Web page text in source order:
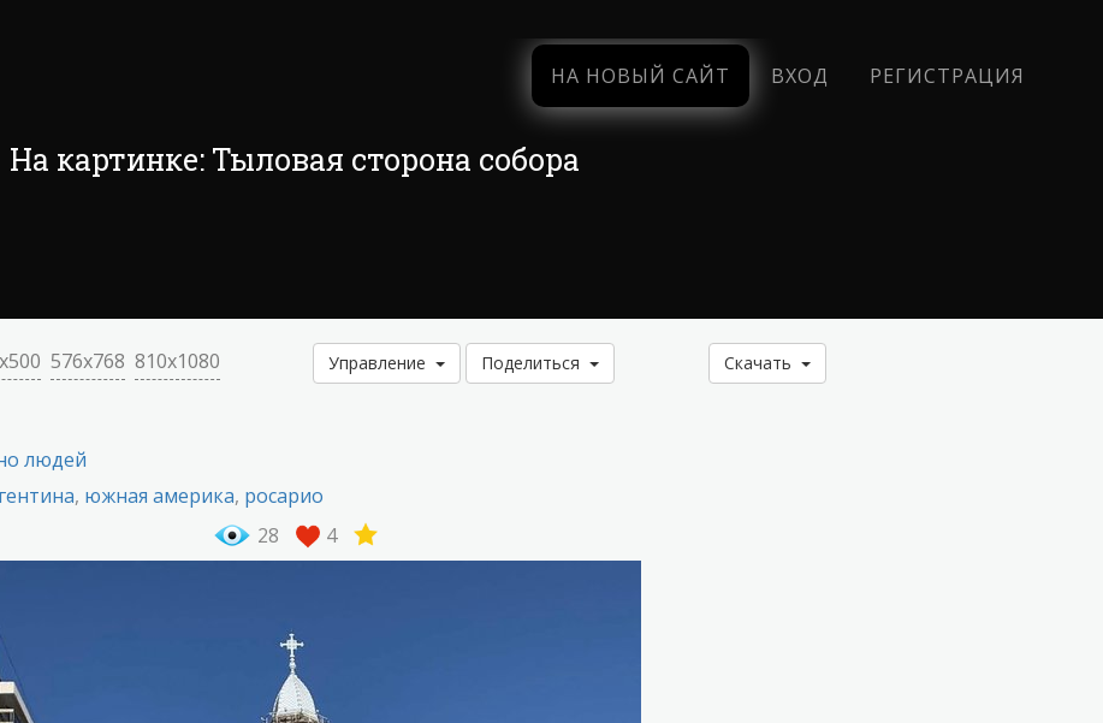
НА НОВЫЙ САЙТ ВХОД РЕГИСТРАЦИЯ
На картинке: Тыловая сторона собора
576x768 810x1080
Управление Поделиться Скачать
людей
, южная америка, росарио
28
4